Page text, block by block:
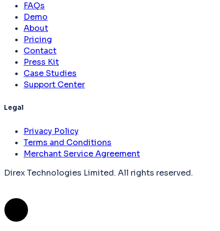
FAQs
Demo
About
Pricing
Contact
Press Kit
Case Studies
Support Center
Legal
Privacy Policy
Terms and Conditions
Merchant Service Agreement
Direx Technologies Limited. All rights reserved.